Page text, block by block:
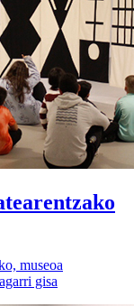
museoa
gisa